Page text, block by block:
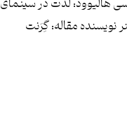
هالیوود: لذت در سینمای
نویسنده مقاله: گِرَنت